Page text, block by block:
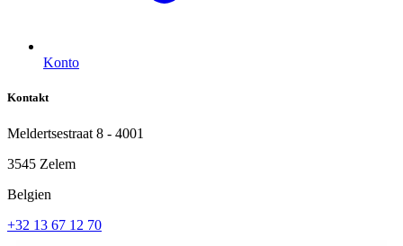
Konto
Kontakt
Meldertsestraat 8 - 4001
3545 Zelem
Belgien
+32 13 67 12 70